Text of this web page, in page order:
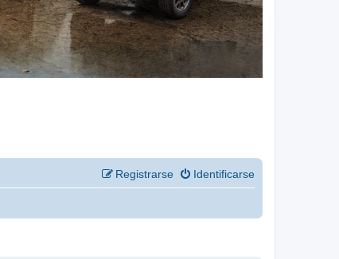
Identificarse
Registrarse